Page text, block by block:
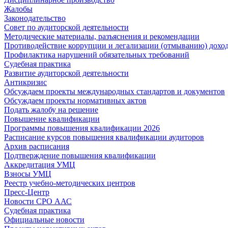
Жалобы
Законодательство
Совет по аудиторской деятельности
Методические материалы, разъяснения и рекомендации
Противодействие коррупции и легализации (отмыванию)
Профилактика нарушений обязательных требований
Судебная практика
Развитие аудиторской деятельности
Антикризис
Обсуждаем проекты международных стандартов и документов
Обсуждаем проекты нормативных актов
Подать жалобу на решение
Повышение квалификации
Программы повышения квалификации 2026
Расписание курсов повышения квалификации аудиторов
Архив расписания
Подтверждение повышения квалификации
Аккредитация УМЦ
Взносы УМЦ
Реестр учебно-методических центров
Пресс-Центр
Новости СРО ААС
Судебная практика
Официальные новости